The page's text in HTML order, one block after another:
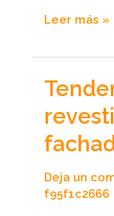
Leer más »
Deja un
f95f1c2666
Tendencias
de
fachadas
para